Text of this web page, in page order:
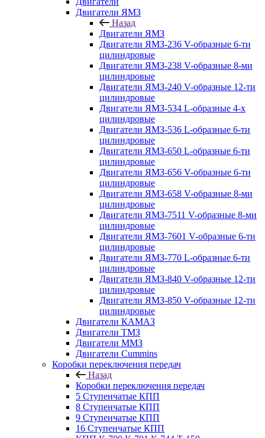
Двигатели ЯМЗ
Назад
Двигатели ЯМЗ
Двигатели ЯМЗ-236 V-образные 6-ти
цилиндровые
Двигатели ЯМЗ-238 V-образные 8-ми
цилиндровые
Двигатели ЯМЗ-240 V-образные 12-ти
цилиндровые
Двигатели ЯМЗ-534 L-образные 4-х
цилиндровые
Двигатели ЯМЗ-536 L-образные 6-ти
цилиндровые
Двигатели ЯМЗ-650 L-образные 6-ти
цилиндровые
Двигатели ЯМЗ-656 V-образные 6-ти
цилиндровые
Двигатели ЯМЗ-658 V-образные 8-ми
цилиндровые
Двигатели ЯМЗ-7511 V-образные 8-ми
цилиндровые
Двигатели ЯМЗ-7601 V-образные 6-ти
цилиндровые
Двигатели ЯМЗ-770 L-образные 6-ти
цилиндровые
Двигатели ЯМЗ-840 V-образные 12-ти
цилиндровые
Двигатели ЯМЗ-850 V-образные 12-ти
цилиндровые
Двигатели КАМАЗ
Двигатели ТМЗ
Двигатели ММЗ
Двигатели Cummins
Коробки переключения передач
Назад
Коробки переключения передач
5 Ступенчатые КПП
8 Ступенчатые КПП
9 Ступенчатые КПП
16 Ступенчатые КПП